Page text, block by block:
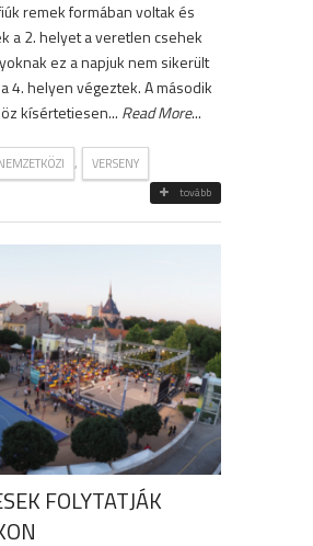
remek formában voltak és
a 2. helyet a veretlen csehek
ez a napjuk nem sikerült
4. helyen végeztek. A második
kísértetiesen... Read More...
, VERSENY
tovább
FOLYTATJÁK